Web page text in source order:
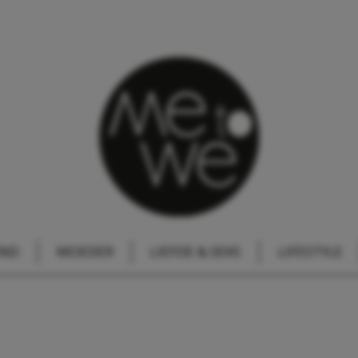
MOEDER LIEFDE & SEKS